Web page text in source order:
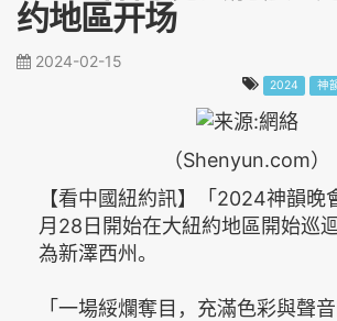
约地區开场
2024-02-15
2024 神
（Shenyun.com）
【看中國紐約訊】「2024神韻晚
月28日開始在大紐約地區開始巡
為新澤西州。
「一場綏爛奪目，充滿色彩與聲